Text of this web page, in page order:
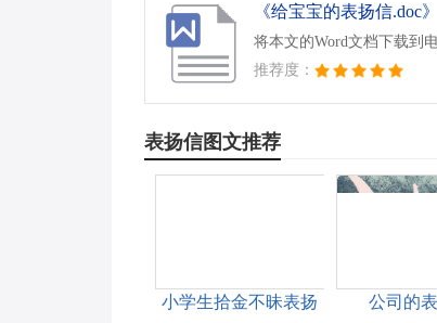
《给宝宝的表扬信.doc》
将本文的Word文档下载到
推荐度：
表扬信图文推荐
小学生拾金不昧表扬
公司的